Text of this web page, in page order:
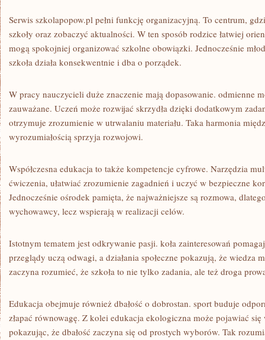
Serwis szkolapopow.pl pełni funkcję organizacyjną. To centrum,
szkoły oraz zobaczyć aktualności. W ten sposób rodzice łatwiej
mogą spokojniej organizować szkolne obowiązki. Jednocześnie
szkoła działa konsekwentnie i dba o porządek.
W pracy nauczycieli duże znaczenie mają dopasowanie. odmienne
zauważane. Uczeń może rozwijać skrzydła dzięki dodatkowym
otrzymuje zrozumienie w utrwalaniu materiału. Taka harmonia
wyrozumiałością sprzyja rozwojowi.
Współczesna edukacja to także kompetencje cyfrowe. Narzędzia
ćwiczenia, ułatwiać zrozumienie zagadnień i uczyć w bezpieczne
Jednocześnie ośrodek pamięta, że najważniejsze są rozmowa,
wychowawcy, lecz wspierają w realizacji celów.
Istotnym tematem jest odkrywanie pasji. koła zainteresowań
przeglądy uczą odwagi, a działania społeczne pokazują, że wiedza
zaczyna rozumieć, że szkoła to nie tylko zadania, ale też droga
Edukacja obejmuje również dbałość o dobrostan. sport buduje
złapać równowagę. Z kolei edukacja ekologiczna może pojawiać
pokazując, że dbałość zaczyna się od prostych wyborów. Tak